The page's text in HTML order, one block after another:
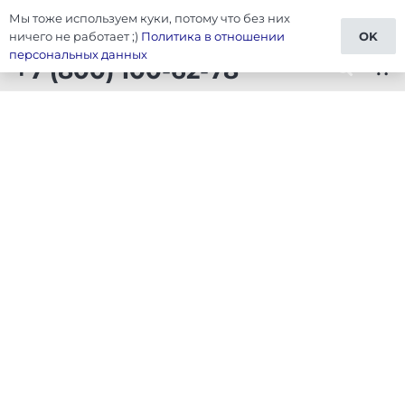
Тюнинг Универсальные товары
+7 (800) 100-62-78 shopping_cart
Мы тоже используем куки, потому что без них
ничего не работает ;) Политика в отношении
персональных данных
OK